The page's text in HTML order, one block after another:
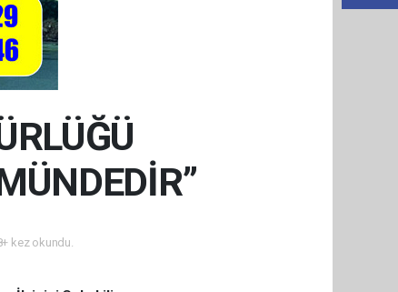
kez okundu.